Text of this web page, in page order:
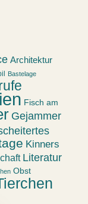
Architektur
Bastelage
Fisch am
Gejammer
Kinners
Literatur
Obst